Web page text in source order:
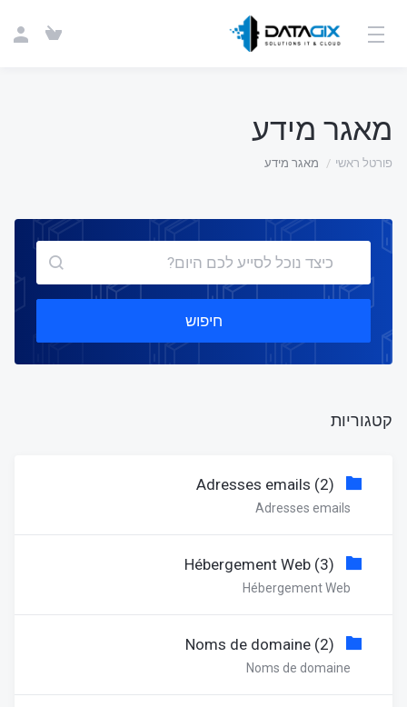
מאגר מידע
פורטל ראשי מאגר מידע
חיפוש
קטגוריות
Adresses emails (2)
Adresses emails
Hébergement Web (3)
Hébergement Web
Noms de domaine (2)
Noms de domaine